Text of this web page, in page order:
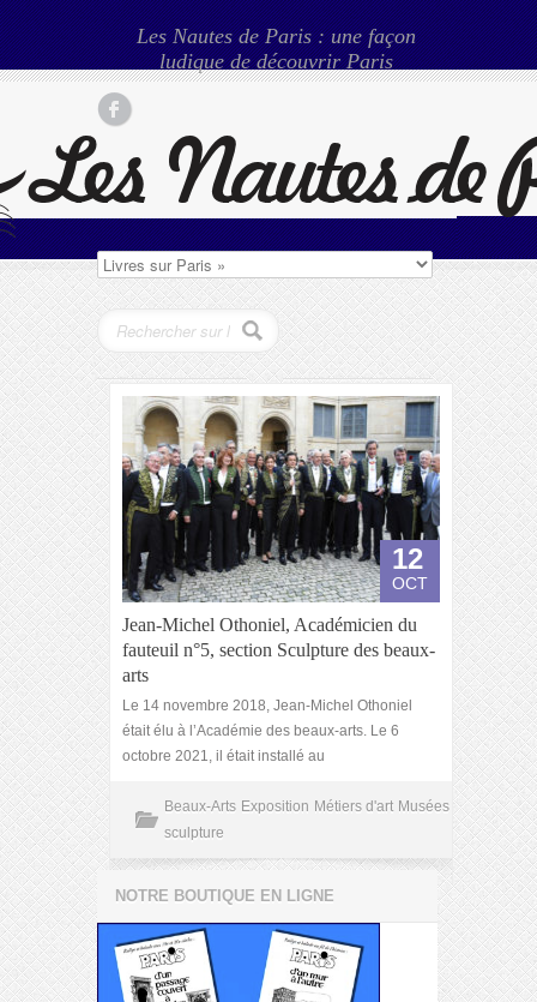
Les Nautes de Paris : une façon
ludique de découvrir Paris
12
OCT
Jean-Michel Othoniel, Académicien du
fauteuil n°5, section Sculpture des beaux-
arts
Le 14 novembre 2018, Jean-Michel Othoniel
était élu à l’Académie des beaux-arts. Le 6
octobre 2021, il était installé au
Beaux-Arts Exposition Métiers d'art Musées
sculpture
NOTRE BOUTIQUE EN LIGNE